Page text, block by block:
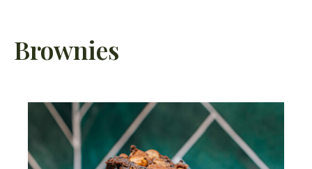
Brownies